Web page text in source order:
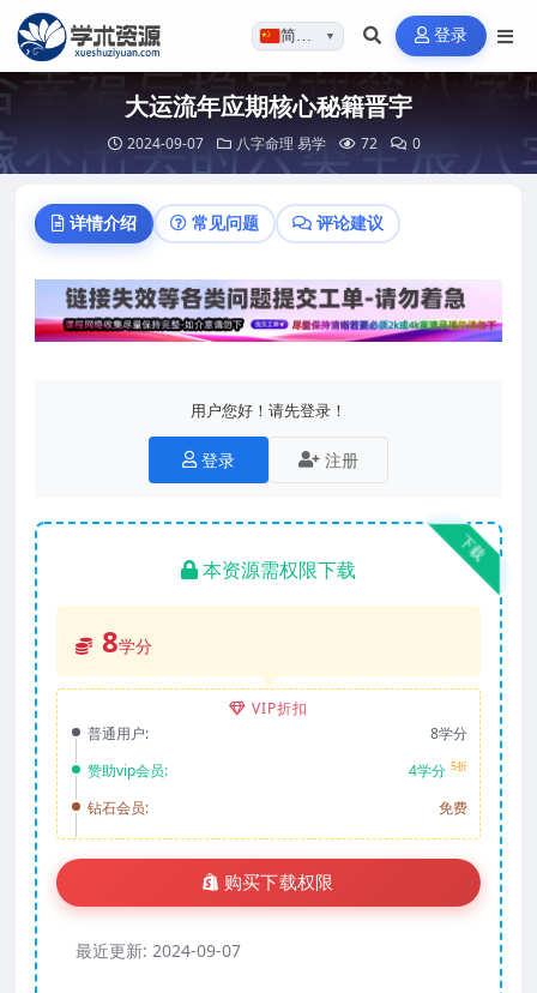
简体…▼ 登录
大运流年应期核心秘籍晋宇
2024-09-07 八字命理 易学 72 0
详情介绍 常见问题 评论建议
用户您好！请先登录！
登录 注册
下载
本资源需权限下载
8学分
VIP折扣
普通用户:
8学分
赞助vip会员:
4学分 5折
钻石会员: 免费
购买下载权限
最近更新: 2024-09-07